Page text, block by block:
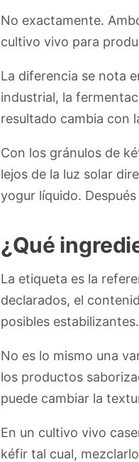
No exactamente.
cultivo vivo para
La diferencia se nota
industrial, la
resultado cambia con
Con los gránulos de
lejos de la luz solar
yogur líquido.
¿Qué
La etiqueta es la
declarados, el
posibles estabilizantes.
No es lo mismo una
los productos
puede cambiar la
En un cultivo vivo
kéfir tal cual,